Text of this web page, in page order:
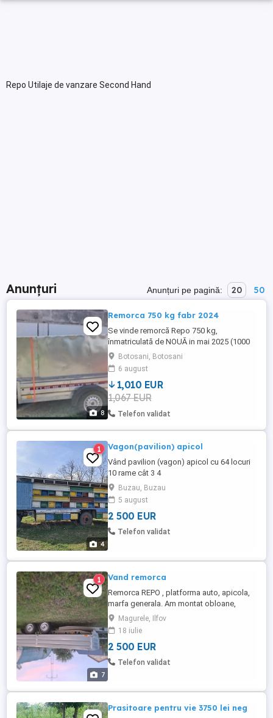
Repo Utilaje de vanzare Second Hand
Anunțuri Anunțuri pe pagină: 20 50
8
Remorca 750 kg fabr 2024
Se vinde remorcă Repo 750 kg,
înmatriculată de NOUĂ in mai 2025 (1000
km), carosată cu tablă zincată pe
structură solidă de metal (care poate fi
îndepărtată, dacă este nevoie, fiind prinsă
cu șuruburi de șasiu), dimensiuni utile
240x130x110 cm, cu 2 sertare mari,
culisante. Se vinde cu roată de manevră ...
Botosani, Botosani
6 august
1,010 EUR
1,067 EUR
Telefon validat
4
1 Vagon(pavilion) apicol
Vând pavilion (vagon) apicol cu 64 locuri
10 rame cât 3 4
Buzau, Buzau
5 august
2 500 EUR
Telefon validat
7
1 Vand remorca
Remorca REPO , platforma auto, apicola,
marfa generala. Am montat obloane,
410x210x40 , 750kg în acte , sasiu 2t , an
2024, se prezintă ca noua. Pret 2500 E.
Magurele, Ilfov
18 iulie
2 500 EUR
Telefon validat
Prasitoare pentru vie 3750 lei neg